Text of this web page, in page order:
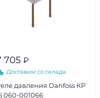
705 ₽
Доставим со склада
давления Danfoss КР
060-001066